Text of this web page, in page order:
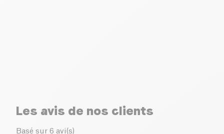
Les avis de nos clients
Basé sur 6 avi(s)